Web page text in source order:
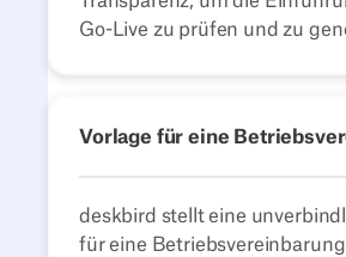
Go-Live zu prüfen und zu
Vorlage für eine
deskbird stellt eine
für eine